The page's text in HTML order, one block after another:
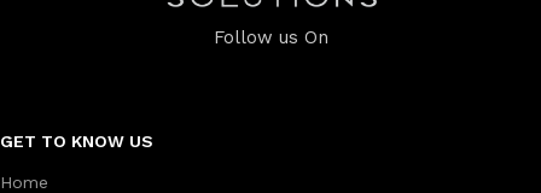
Follow us On
GET TO KNOW US
Home